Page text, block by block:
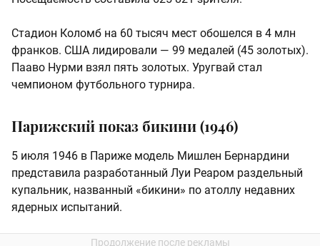
Стадион Коломб на 60 тысяч мест обошелся в 4 млн
франков. США лидировали — 99 медалей (45 золотых).
Пааво Нурми взял пять золотых. Уругвай стал
чемпионом футбольного турнира.
Парижский показ бикини (1946)
5 июля 1946 в Париже модель Мишлен Бернардини
представила разработанный Луи Реаром раздельный
купальник, названный «бикини» по атоллу недавних
ядерных испытаний.